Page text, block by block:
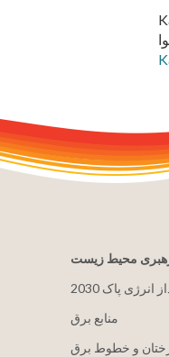
محیط زیست
انرژی پاک
منابع برق
و خطوط برق